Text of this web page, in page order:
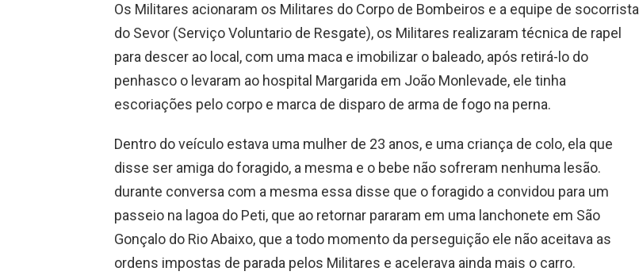
Os Militares acionaram os Militares do Corpo de Bombeiros e a equipe de socorrista
do Sevor (Serviço Voluntario de Resgate), os Militares realizaram técnica de rapel
para descer ao local, com uma maca e imobilizar o baleado, após retirá-lo do
penhasco o levaram ao hospital Margarida em João Monlevade, ele tinha
escoriações pelo corpo e marca de disparo de arma de fogo na perna.
Dentro do veículo estava uma mulher de 23 anos, e uma criança de colo, ela que
disse ser amiga do foragido, a mesma e o bebe não sofreram nenhuma lesão.
durante conversa com a mesma essa disse que o foragido a convidou para um
passeio na lagoa do Peti, que ao retornar pararam em uma lanchonete em São
Gonçalo do Rio Abaixo, que a todo momento da perseguição ele não aceitava as
ordens impostas de parada pelos Militares e acelerava ainda mais o carro.